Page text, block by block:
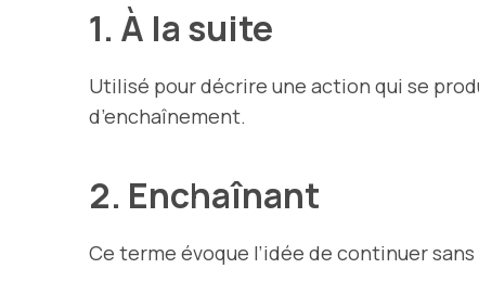
1. À la suite
Utilisé pour décrire une action qui se
d’enchaînement.
2. Enchaînant
Ce terme évoque l’idée de continuer